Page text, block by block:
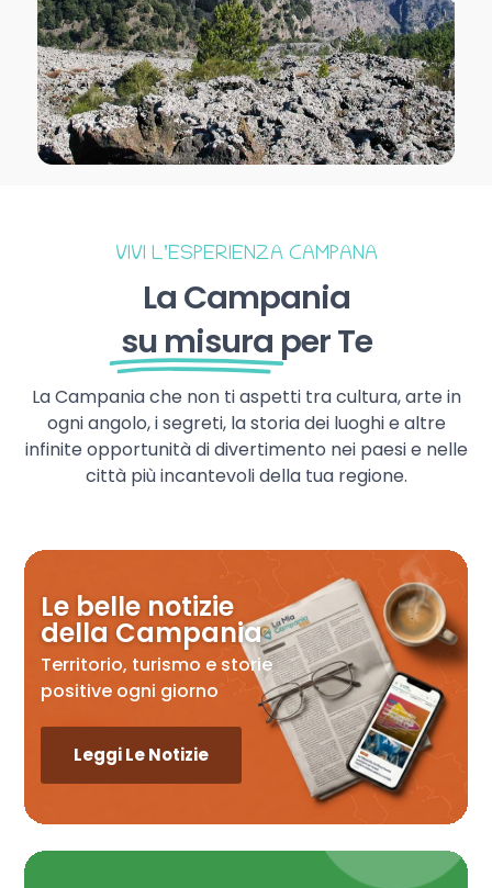
VIVI L’ESPERIENZA CAMPANA
La Campania
su misura per Te
La Campania che non ti aspetti tra cultura, arte in
ogni angolo, i segreti, la storia dei luoghi e altre
infinite opportunità di divertimento nei paesi e nelle
città più incantevoli della tua regione.
Le belle notizie
della Campania
Territorio, turismo e storie
positive ogni giorno
Leggi Le Notizie